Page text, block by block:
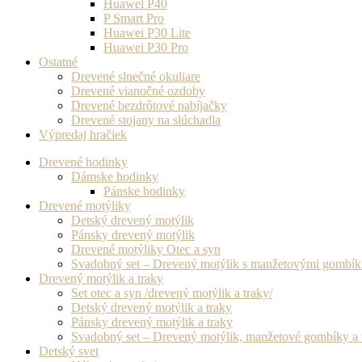
Huawei P40
P Smart Pro
Huawei P30 Lite
Huawei P30 Pro
Ostatné
Drevené slnečné okuliare
Drevené vianočné ozdoby
Drevené bezdrôtové nabíjačky
Drevené stojany na slúchadla
Výpredaj hračiek
Drevené hodinky
Dámske hodinky
Pánske hodinky
Drevené motýliky
Detský drevený motýlik
Pánsky drevený motýlik
Drevené motýliky Otec a syn
Svadobný set – Drevený motýlik s manžetovými
Drevený motýlik a traky
Set otec a syn /drevený motýlik a traky/
Detský drevený motýlik a traky
Pánsky drevený motýlik a traky
Svadobný set – Drevený motýlik, manžetové gombíky a
Detský svet